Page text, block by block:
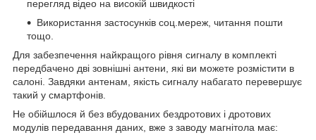
перегляд відео на високій швидкості
Використання застосунків соц.мереж, читання пошти
тощо.
Для забезпечення найкращого рівня сигналу в комплекті
передбачено дві зовнішні антени, які ви можете розмістити в
салоні. Завдяки антенам, якість сигналу набагато перевершує
такий у смартфонів.
Не обійшлося й без вбудованих бездротових і дротових
модулів передавання даних, вже з заводу магнітола має: